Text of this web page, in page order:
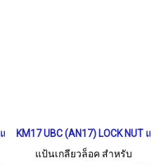
แป้นเกลียวล็อค
KM17 UBC (AN17) LOCK NUT แป้
แป้นเกลียวล็อค สำหรับ